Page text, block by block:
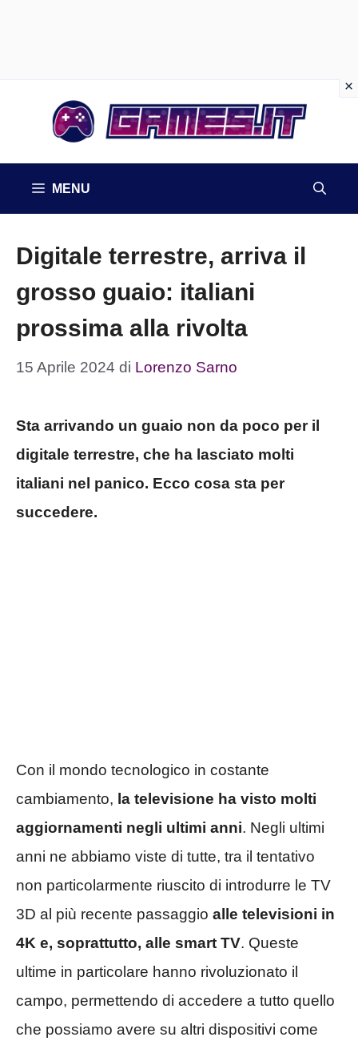
MENU
Digitale terrestre, arriva il
grosso guaio: italiani
prossima alla rivolta
15 Aprile 2024 di Lorenzo Sarno
Sta arrivando un guaio non da poco per il
digitale terrestre, che ha lasciato molti
italiani nel panico. Ecco cosa sta per
succedere.
Con il mondo tecnologico in costante
cambiamento, la televisione ha visto molti
aggiornamenti negli ultimi anni. Negli ultimi
anni ne abbiamo viste di tutte, tra il tentativo
non particolarmente riuscito di introdurre le TV
3D al più recente passaggio alle televisioni in
4K e, soprattutto, alle smart TV. Queste
ultime in particolare hanno rivoluzionato il
campo, permettendo di accedere a tutto quello
che possiamo avere su altri dispositivi come